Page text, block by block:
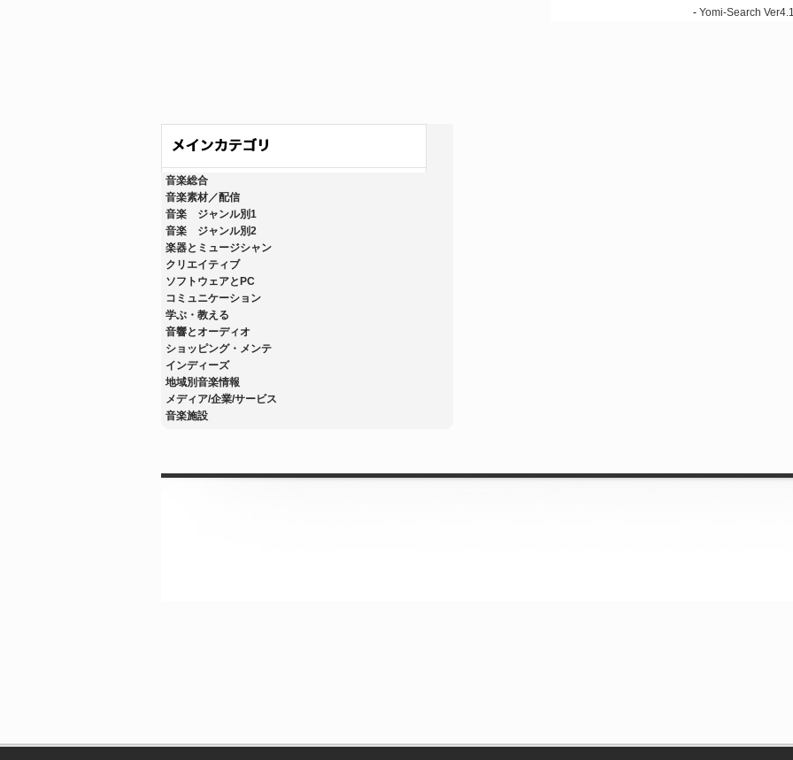
音楽総合
音楽素材／配信
音楽 ジャンル別1
音楽 ジャンル別2
楽器とミュージシャン
クリエイティブ
ソフトウェアとPC
コミュニケーション
学ぶ・教える
音響とオーディオ
ショッピング・メンテ
インディーズ
地域別音楽情報
メディア/企業/サービス
音楽施設
- Yomi-Search